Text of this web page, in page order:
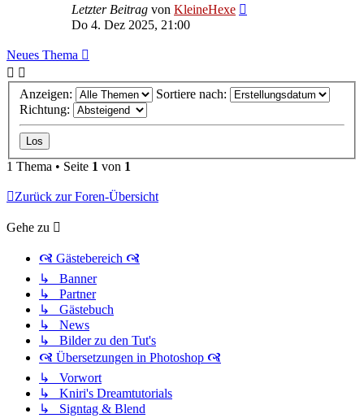
Letzter Beitrag von KleineHexe
Do 4. Dez 2025, 21:00
Neues Thema
Anzeigen:
Sortiere nach:
Richtung:
1 Thema • Seite 1 von 1
Zurück zur Foren-Übersicht
Gehe zu
🙧 Gästebereich 🙧
↳ Banner
↳ Partner
↳ Gästebuch
↳ News
↳ Bilder zu den Tut's
🙧 Übersetzungen in Photoshop 🙧
↳ Vorwort
↳ Kniri's Dreamtutorials
↳ Signtag & Blend